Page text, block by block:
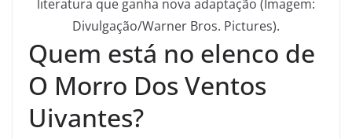
literatura que ganha nova adaptação (Imagem:
Divulgação/Warner Bros. Pictures).
Quem está no elenco de
O Morro Dos Ventos
Uivantes?